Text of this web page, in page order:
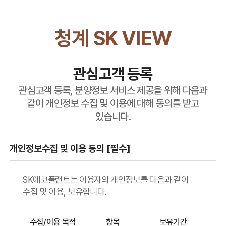
청계 SK VIEW
관심고객 등록
관심고객 등록, 분양정보 서비스 제공을 위해 다음과
같이 개인정보 수집 및 이용에 대해 동의를 받고
있습니다.
개인정보수집 및 이용 동의 [필수]
SK에코플랜트는 이용자의 개인정보를 다음과 같이
수집 및 이용, 보유합니다.
수집/이용 목적 항목 보유기간